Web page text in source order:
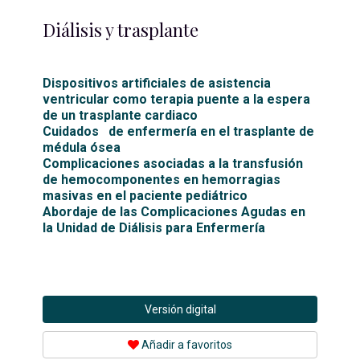
Diálisis y trasplante
Dispositivos artificiales de asistencia
ventricular como terapia puente a la espera
de un trasplante cardiaco
Cuidados de enfermería en el trasplante de
médula ósea
Complicaciones asociadas a la transfusión
de hemocomponentes en hemorragias
masivas en el paciente pediátrico
Abordaje de las Complicaciones Agudas en
la Unidad de Diálisis para Enfermería
Versión digital
Añadir a favoritos